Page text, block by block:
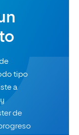
tipo
a
de